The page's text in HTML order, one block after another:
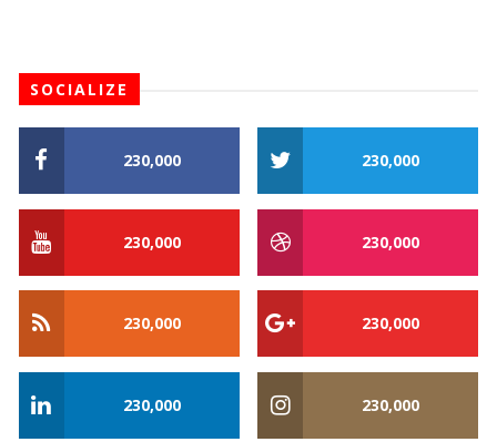
SOCIALIZE
230,000 230,000
230,000 230,000
230,000 230,000
230,000 230,000